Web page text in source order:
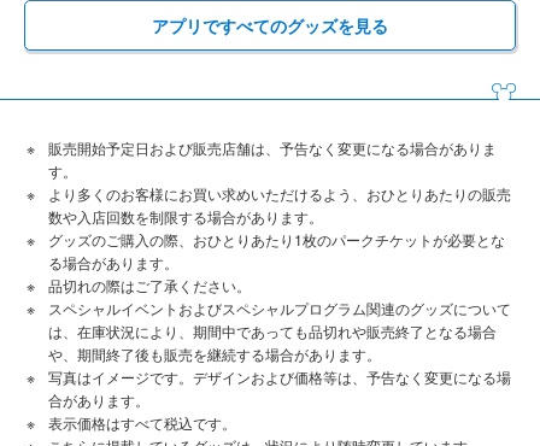
アプリですべてのグッズを見る
販売開始予定日および販売店舗は、予告なく変更になる場合がありま
す。
より多くのお客様にお買い求めいただけるよう、おひとりあたりの販売
数や入店回数を制限する場合があります。
グッズのご購入の際、おひとりあたり1枚のパークチケットが必要とな
る場合があります。
品切れの際はご了承ください。
スペシャルイベントおよびスペシャルプログラム関連のグッズについて
は、在庫状況により、期間中であっても品切れや販売終了となる場合
や、期間終了後も販売を継続する場合があります。
写真はイメージです。デザインおよび価格等は、予告なく変更になる場
合があります。
表示価格はすべて税込です。